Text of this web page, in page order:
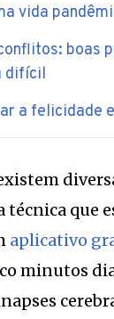
vida
boas
difícil
a felicidade
técnica que
aplicativo
minutos